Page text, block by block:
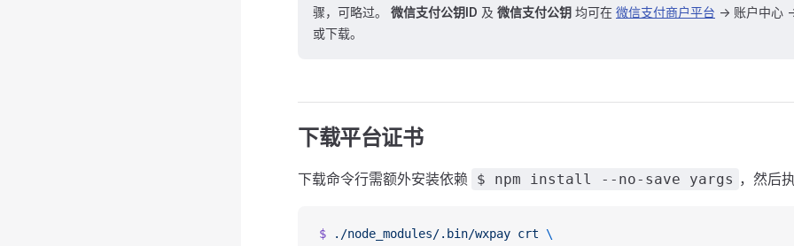
骤，可略过。 微信支付公钥ID 及 微信支付公钥 均可在 微信支付商户平台 -> 账户中心
或下载。
下载平台证书
下载命令行需额外安装依赖 $ npm install --no-save yargs ，然后
$ ./node_modules/.bin/wxpay crt \